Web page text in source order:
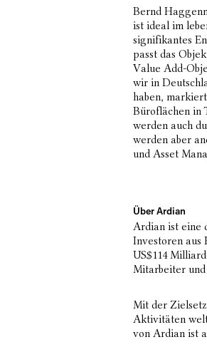
Bernd
ist ideal im
signifikantes
passt das
Value Add-
wir in
haben,
Büroflächen in
werden auch
werden aber
und Asset
Über Ardian
Ardian ist eine
Investoren aus
US$114
Mitarbeiter
Mit der
Aktivitäten
von Ardian ist